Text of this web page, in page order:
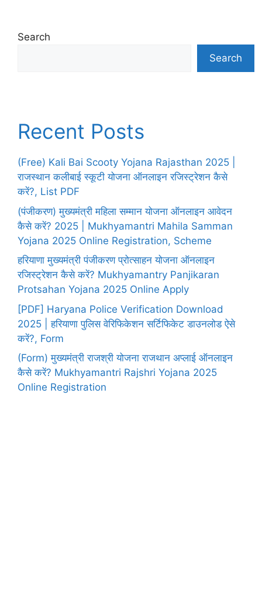
Search
Search
Recent Posts
(Free) Kali Bai Scooty Yojana Rajasthan 2025 |
राजस्थान कलीबाई स्कूटी योजना ऑनलाइन रजिस्ट्रेशन कैसे
करें?, List PDF
(पंजीकरण) मुख्यमंत्री महिला सम्मान योजना ऑनलाइन आवेदन
कैसे करें? 2025 | Mukhyamantri Mahila Samman
Yojana 2025 Online Registration, Scheme
हरियाणा मुख्यमंत्री पंजीकरण प्रोत्साहन योजना ऑनलाइन
रजिस्ट्रेशन कैसे करें? Mukhyamantry Panjikaran
Protsahan Yojana 2025 Online Apply
[PDF] Haryana Police Verification Download
2025 | हरियाणा पुलिस वेरिफिकेशन सर्टिफिकेट डाउनलोड ऐसे
करें?, Form
(Form) मुख्यमंत्री राजश्री योजना राजथान अप्लाई ऑनलाइन
कैसे करें? Mukhyamantri Rajshri Yojana 2025
Online Registration